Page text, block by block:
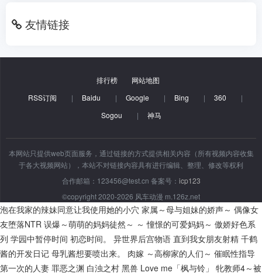
友情链接
排行榜
网站地图
RSS订阅
| Baidu | Google | Bing | 360
|
Sogou
| 神马
本网站只提供web页面服务，通过链接的方式提供相关内容（所有视频内容收集
于各大视频网站），本站不对链接内容具有进行编辑、整理、修改等权利
合作邮箱：123456@test.cn 备案号： icp123
©copyright 2020-2026 风车动漫 m.126z.net
泡在我家的辣妹同意让我使用她的小穴 家属～母与姐妹的娇声～ 偶像女
友堕落NTR 误爆～萌萌的妈妈徒然～ ～ 憧憬的可爱妈妈～ 傲娇好色系
列 学园中暂停时间 初恋时间。 异世界后宫物语 直到我女朋友射精 千鹤
酱的开发日记 母乳酱想要喷出来。 肉嫁 ～高柳家的人们～ 催眠性指导
第一次的人妻 罪恶之渊 白浊之村 黑兽 Love me「枫与铃」 牝教师4～被